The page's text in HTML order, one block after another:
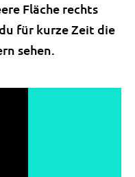
Fläche rechts
für kurze Zeit die
sehen.